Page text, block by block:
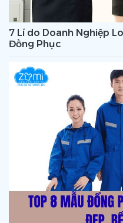
7 Lí do Doanh Nghiệp
Đồng Phục